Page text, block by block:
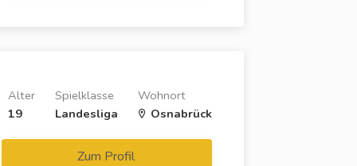
Wohnort
Osnabrück
Spielklasse
Landesliga
Alter
19
Zum Profil